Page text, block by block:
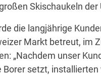
Skischaukeln
die langjährige
Markt betreut, im
„Nachdem unser
Borer setzt,